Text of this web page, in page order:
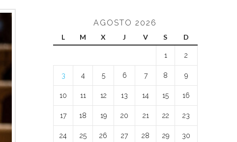
AGOSTO 2026
L M X J V S D
1 2
3 4 5 6 7 8 9
10 11 12 13 14 15 16
17 18 19 20 21 22 23
24 25 26 27 28 29 30